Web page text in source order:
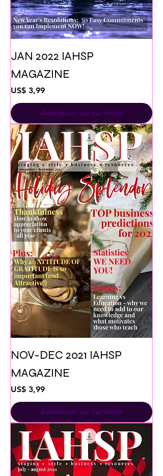
JAN 2022 IAHSP
MAGAZINE
Preço
US$ 3,99
Adicionar ao carrinho
NOV-DEC 2021 IAHSP
MAGAZINE
Preço
US$ 3,99
Adicionar ao carrinho